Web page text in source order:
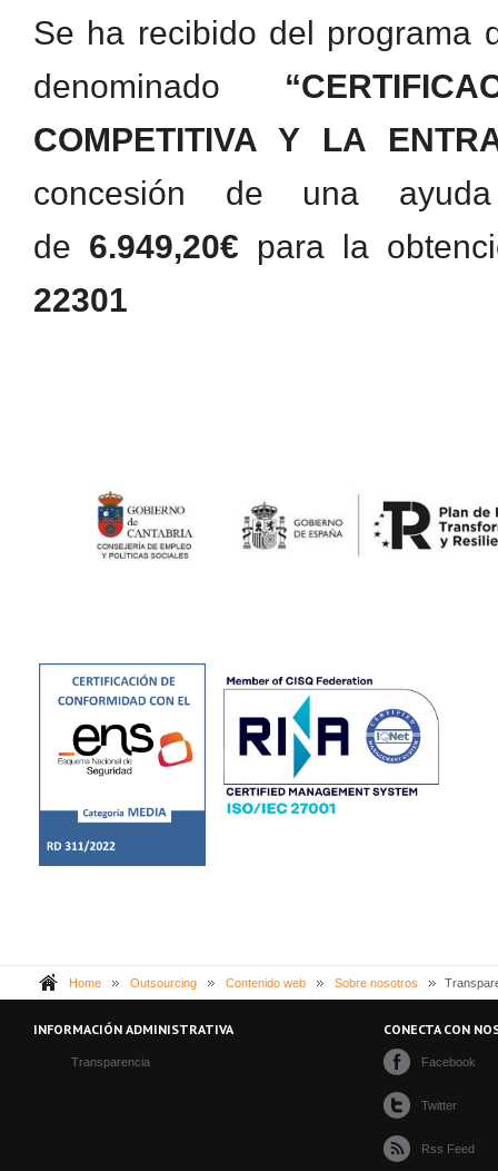
Se ha recibido del programa
denominado
COMPETITIVA Y LA
concesión de una
de 6.949,20€ para la
22301
Home Outsourcing Contenido web Sobre nosotros
INFORMACIÓN ADMINISTRATIVA
Transparencia
CONECTA CON
Facebook
Twitter
Rss Feed